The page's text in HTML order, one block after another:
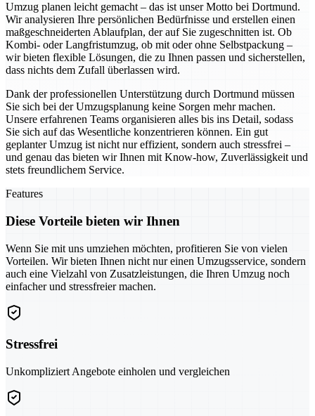
Umzug planen leicht gemacht – das ist unser Motto bei Dortmund.
Wir analysieren Ihre persönlichen Bedürfnisse und erstellen einen
maßgeschneiderten Ablaufplan, der auf Sie zugeschnitten ist. Ob
Kombi- oder Langfristumzug, ob mit oder ohne Selbstpackung –
wir bieten flexible Lösungen, die zu Ihnen passen und sicherstellen,
dass nichts dem Zufall überlassen wird.
Dank der professionellen Unterstützung durch Dortmund müssen
Sie sich bei der Umzugsplanung keine Sorgen mehr machen.
Unsere erfahrenen Teams organisieren alles bis ins Detail, sodass
Sie sich auf das Wesentliche konzentrieren können. Ein gut
geplanter Umzug ist nicht nur effizient, sondern auch stressfrei –
und genau das bieten wir Ihnen mit Know-how, Zuverlässigkeit und
stets freundlichem Service.
Features
Diese Vorteile bieten wir Ihnen
Wenn Sie mit uns umziehen möchten, profitieren Sie von vielen
Vorteilen. Wir bieten Ihnen nicht nur einen Umzugsservice, sondern
auch eine Vielzahl von Zusatzleistungen, die Ihren Umzug noch
einfacher und stressfreier machen.
Stressfrei
Unkompliziert Angebote einholen und vergleichen